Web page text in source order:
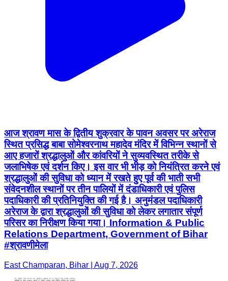
आज श्रावण मास के द्वितीय शुक्रवार के पावन अवसर पर अरेराज
स्थित प्रसिद्ध बाबा सोमेश्वरनाथ महादेव मंदिर में विभिन्न स्थानों से
आए हजारों श्रद्धालुओं और कांवरियों ने सुव्यवस्थित तरीके से
जलाभिषेक एवं दर्शन किए। इस वार भी भीड़ को नियंत्रित करने एवं
श्रद्धालुओं की सुविधा को ध्यान में रखते हुए पूर्व की भाती सभी
संवेदनशील स्थानों पर तीन पालियों में दंडाधिकारी एवं पुलिस
पदाधिकारी की प्रतिनियुक्ति की गई है। अनुमंडल पदाधिकारी
अरेराज के द्वारा श्रद्धालुओं की सुविधा को लेकर लगातार संपूर्ण
परिसर का निरीक्षण किया गया। Information & Public
Relations Department, Government of Bihar
#श्रावणीमेला
East Champaran, Bihar | Aug 7, 2026